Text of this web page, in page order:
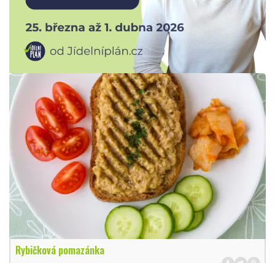
Rybičková pomazánka